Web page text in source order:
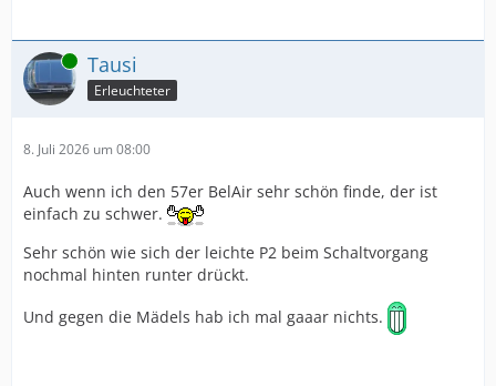
Online Tausi
Erleuchteter
8. Juli 2026 um 08:00
Auch wenn ich den 57er BelAir sehr schön finde, der ist
einfach zu schwer.
Sehr schön wie sich der leichte P2 beim Schaltvorgang
nochmal hinten runter drückt.
Und gegen die Mädels hab ich mal gaaar nichts.